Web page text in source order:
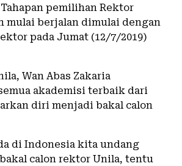
Tahapan pemilihan Rektor
mulai berjalan dimulai dengan
pada Jumat (12/7/2019)
Wan Abas Zakaria
akademisi terbaik dari
diri menjadi bakal calon
di Indonesia kita undang
calon rektor Unila, tentu